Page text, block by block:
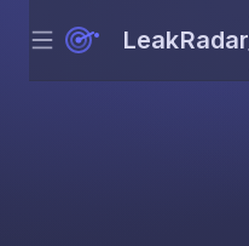
Menu LeakRadar